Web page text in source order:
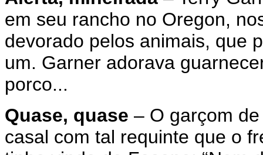
em seu rancho no Oregon,
devorado pelos animais, que
um. Garner adorava
porco...
Quase, quase – O garçom
casal com tal requinte que o